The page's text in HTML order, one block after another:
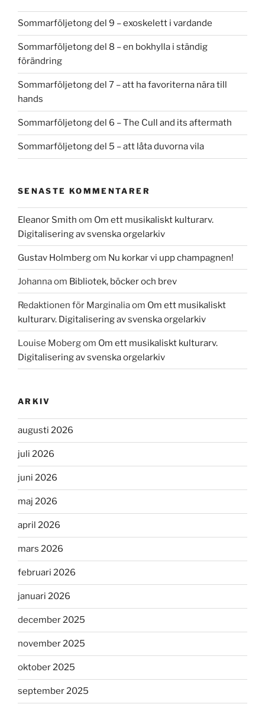
Sommarföljetong del 9 – exoskelett i vardande
Sommarföljetong del 8 – en bokhylla i ständig
förändring
Sommarföljetong del 7 – att ha favoriterna nära till
hands
Sommarföljetong del 6 – The Cull and its aftermath
Sommarföljetong del 5 – att låta duvorna vila
SENASTE KOMMENTARER
Eleanor Smith om Om ett musikaliskt kulturarv.
Digitalisering av svenska orgelarkiv
Gustav Holmbergom Nu korkar vi upp champagnen!
Johannaom Bibliotek, böcker och brev
Redaktionen för Marginaliaom Om ett musikaliskt
kulturarv. Digitalisering av svenska orgelarkiv
Louise Mobergom Om ett musikaliskt kulturarv.
Digitalisering av svenska orgelarkiv
ARKIV
augusti 2026
juli 2026
juni 2026
maj 2026
april 2026
mars 2026
februari 2026
januari 2026
december 2025
november 2025
oktober 2025
september 2025